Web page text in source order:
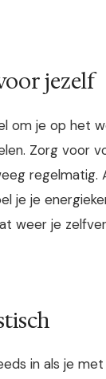
jezelf
om je op het
Zorg voor
regelmatig.
je je
weer je
in als je